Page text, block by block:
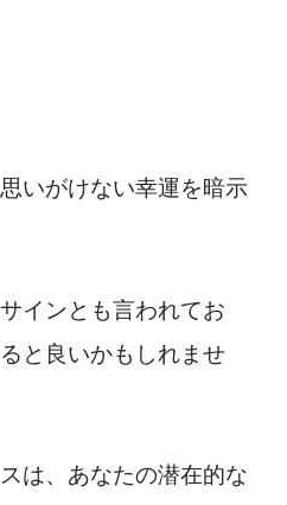
いがけない幸運を暗示
インとも言われてお
と良いかもしれませ
は、あなたの潜在的な